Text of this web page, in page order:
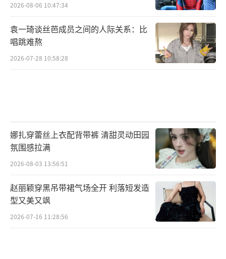
2026-08-06 10:47:34
袁一琦谈丝芭成员之间的人际关系：比
唱跳难熬
2026-07-28 10:58:28
娜扎穿蕾丝上衣配背带裤 清甜灵动田园
氛围感拉满
2026-08-03 13:56:51
赵丽颖穿黑吊带裙气场全开 利落短发造
型又美又飒
2026-07-16 11:28:56